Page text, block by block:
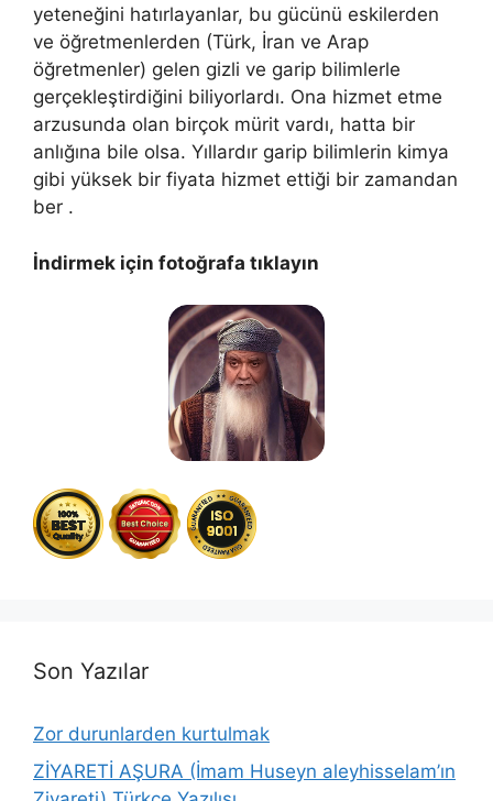
yeteneğini hatırlayanlar, bu gücünü eskilerden
ve öğretmenlerden (Türk, İran ve Arap
öğretmenler) gelen gizli ve garip bilimlerle
gerçekleştirdiğini biliyorlardı. Ona hizmet etme
arzusunda olan birçok mürit vardı, hatta bir
anlığına bile olsa. Yıllardır garip bilimlerin kimya
gibi yüksek bir fiyata hizmet ettiği bir zamandan
ber .
İndirmek için fotoğrafa tıklayın
Son Yazılar
Zor durunlarden kurtulmak
ZİYARETİ AŞURA (İmam Huseyn aleyhisselam’ın